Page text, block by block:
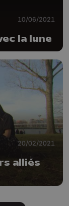
10/06/2021
la lune
20/02/2021
alliés